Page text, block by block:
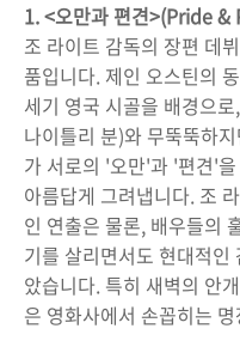
1. <오만과 편견>(Pride
조 라이트 감독의 장편 데
품입니다. 제인 오스틴의
세기 영국 시골을 배경으
나이틀리 분)와 무뚝뚝하
가 서로의 '오만'과 '편견'
아름답게 그려냅니다. 조
인 연출은 물론, 배우들의
기를 살리면서도 현대적
았습니다. 특히 새벽의 안
은 영화사에서 손꼽히는